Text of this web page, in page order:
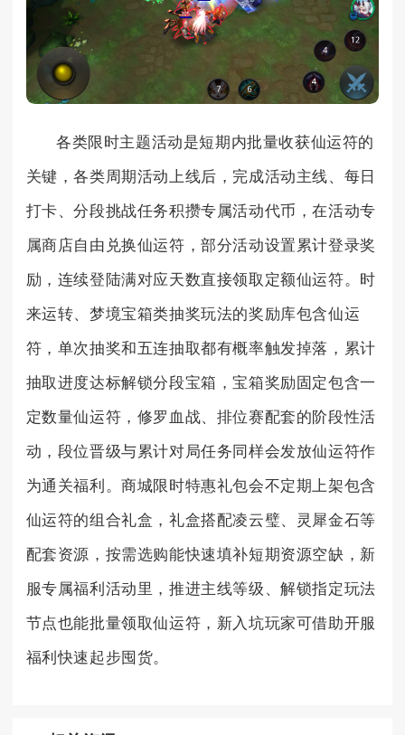
各类限时主题活动是短期内批量收获仙运符的
关键，各类周期活动上线后，完成活动主线、每日
打卡、分段挑战任务积攒专属活动代币，在活动专
属商店自由兑换仙运符，部分活动设置累计登录奖
励，连续登陆满对应天数直接领取定额仙运符。时
来运转、梦境宝箱类抽奖玩法的奖励库包含仙运
符，单次抽奖和五连抽取都有概率触发掉落，累计
抽取进度达标解锁分段宝箱，宝箱奖励固定包含一
定数量仙运符，修罗血战、排位赛配套的阶段性活
动，段位晋级与累计对局任务同样会发放仙运符作
为通关福利。商城限时特惠礼包会不定期上架包含
仙运符的组合礼盒，礼盒搭配凌云璧、灵犀金石等
配套资源，按需选购能快速填补短期资源空缺，新
服专属福利活动里，推进主线等级、解锁指定玩法
节点也能批量领取仙运符，新入坑玩家可借助开服
福利快速起步囤货。